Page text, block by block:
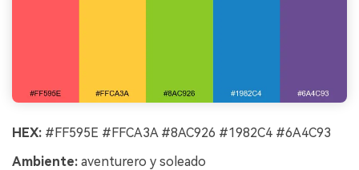
HEX: #FF595E #FFCA3A #8AC926 #1982C4 #6A4C93
Ambiente: aventurero y soleado